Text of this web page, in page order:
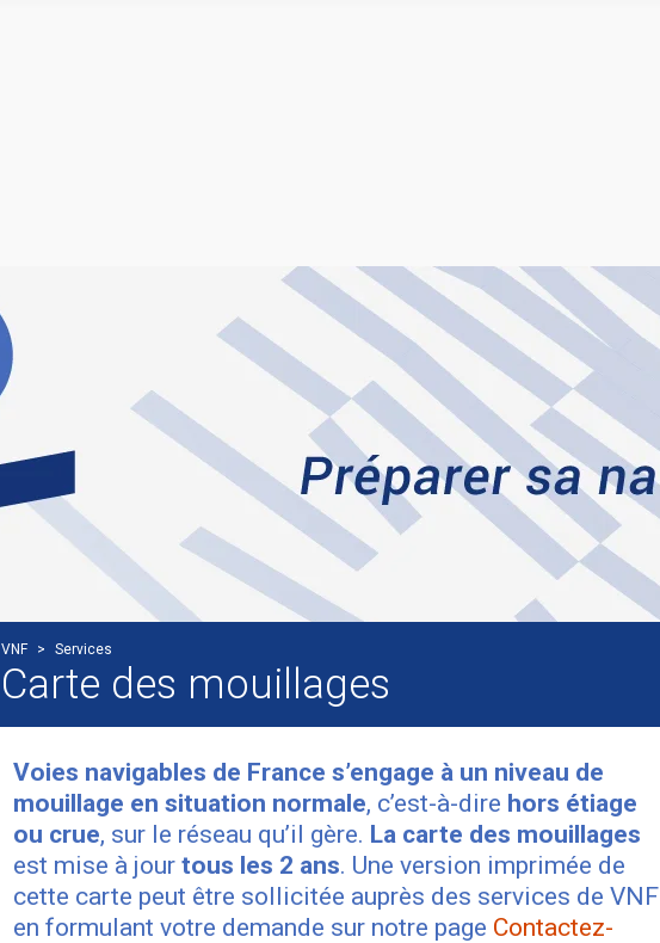
VNF > Services
Carte des mouillages
Voies navigables de France s’engage à un niveau de
mouillage en situation normale, c’est-à-dire hors étiage
ou crue, sur le réseau qu’il gère. La carte des mouillages
est mise à jour tous les 2 ans. Une version imprimée de
cette carte peut être sollicitée auprès des services de VNF
en formulant votre demande sur notre page Contactez-